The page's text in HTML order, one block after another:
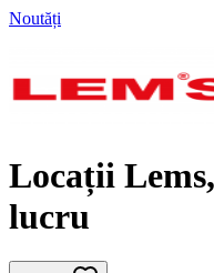
Noutăți
Locații
lucru